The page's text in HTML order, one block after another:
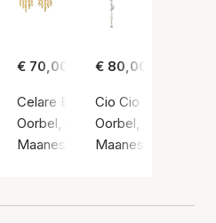
and Shells
kleur / Verguld sterlingzilver
€ 70,00
Celare Earrings
Oorbel, Gouden kleur / Verguld
Maanesten
€ 80,00
Cio Cio Single
Oorbel, Zilvere
Maanesten